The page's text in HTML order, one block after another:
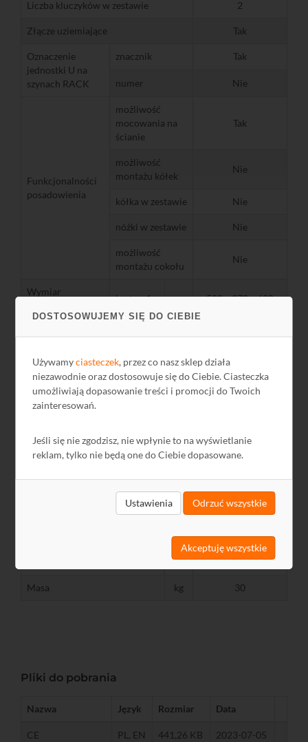
DOSTOSOWUJEMY SIĘ DO CIEBIE
Używamyciasteczek, przez co nasz sklep działa
niezawodnie oraz dostosowuje się do Ciebie. Ciasteczka
umożliwiają dopasowanie treści i promocji do Twoich
zainteresowań.
Jeśli się nie zgodzisz, nie wpłynie to na wyświetlanie
reklam, tylko nie będą one do Ciebie dopasowane.
Ustawienia Odrzuć wszystkie
Akceptuję wszystkie
Liczba kluczyków w zestawie 2
Złącze uziemiające Tak
Oznaczenie
jednostki U na
szynach RACK
znacznik Tak
numer Nie
Funkcjonalności
posadowienia
możliwość
mocowania na
ścianie
Tak
możliwość
montażu kółek
Nie
kółka w zestawie Nie
nóżki w zestawie Nie
możliwość
montażu cokołu
Nie
Wymiar
karton 1 mm 500 x 270 x 600
Otwory na
przewody
w bocznych
ścianach
w suficie Tak
w tylnej ścianie Nie
Tak
w podłodze Tak
Nie
mm 105 x 105 (2 szt.)
Masa kg 30
Pliki do pobrania
Nazwa Język Rozmiar Data
CE PL, EN 441,26 KB 2023-07-05